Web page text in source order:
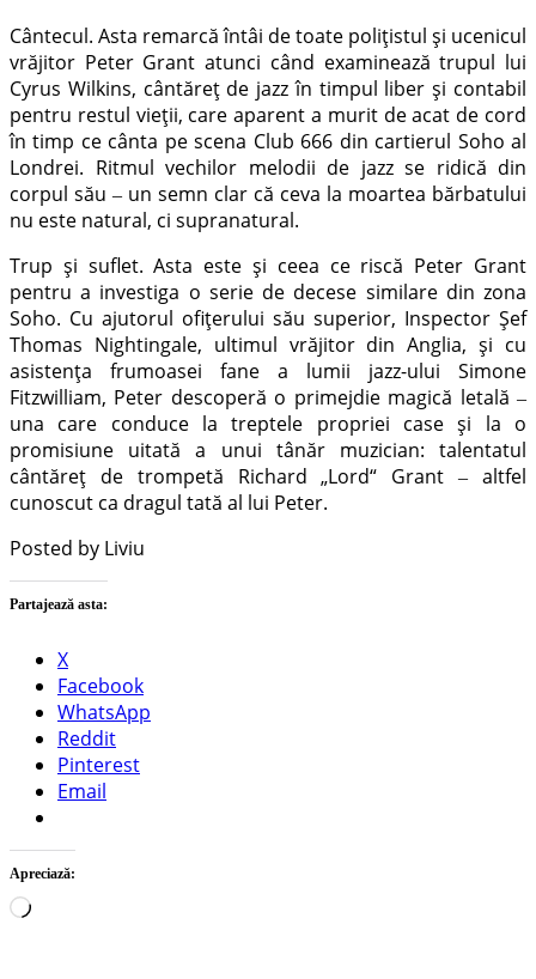
Cântecul. Asta remarcă întâi de toate polițistul și ucenicul
vrăjitor Peter Grant atunci când examinează trupul lui
Cyrus Wilkins, cântăreț de jazz în timpul liber și contabil
pentru restul vieții, care aparent a murit de acat de cord
în timp ce cânta pe scena Club 666 din cartierul Soho al
Londrei. Ritmul vechilor melodii de jazz se ridică din
corpul său ‒ un semn clar că ceva la moartea bărbatului
nu este natural, ci supranatural.
Trup și suflet. Asta este și ceea ce riscă Peter Grant
pentru a investiga o serie de decese similare din zona
Soho. Cu ajutorul ofițerului său superior, Inspector Șef
Thomas Nightingale, ultimul vrăjitor din Anglia, și cu
asistența frumoasei fane a lumii jazz-ului Simone
Fitzwilliam, Peter descoperă o primejdie magică letală ‒
una care conduce la treptele propriei case și la o
promisiune uitată a unui tânăr muzician: talentatul
cântăreț de trompetă Richard „Lord“ Grant ‒ altfel
cunoscut ca dragul tată al lui Peter.
Posted by Liviu
Partajează asta:
X
Facebook
WhatsApp
Reddit
Pinterest
Email
Apreciază:
Încarc...